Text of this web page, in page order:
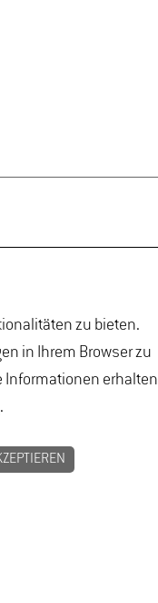
zu bieten.
in Ihrem Browser zu
Informationen erhalten
.